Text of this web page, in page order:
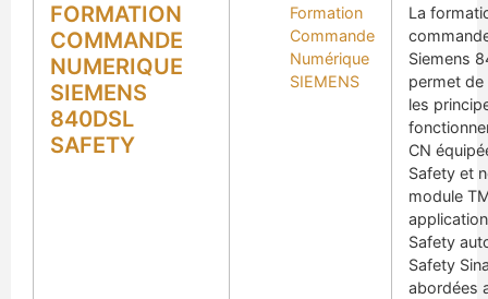
FORMATION
COMMANDE
NUMERIQUE
SIEMENS
840DSL
SAFETY
Formation
Commande
Numérique
SIEMENS
La
Siemens
permet
les
CN
Safety et
module
Safety
Safety
abordées